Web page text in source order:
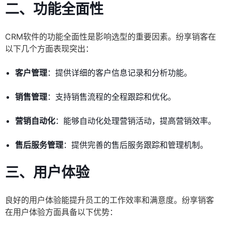
二、功能全面性
CRM软件的功能全面性是影响选型的重要因素。纷享销客在
以下几个方面表现突出：
客户管理：提供详细的客户信息记录和分析功能。
销售管理：支持销售流程的全程跟踪和优化。
营销自动化：能够自动化处理营销活动，提高营销效率。
售后服务管理：提供完善的售后服务跟踪和管理机制。
三、用户体验
良好的用户体验能提升员工的工作效率和满意度。纷享销客
在用户体验方面具备以下优势：